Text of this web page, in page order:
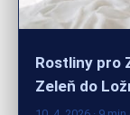
Rostliny pro
10. 4. 2026 · 9 min